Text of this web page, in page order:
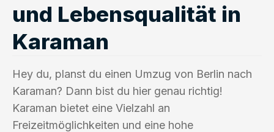
und Lebensqualität in
Karaman
Hey du, planst du einen Umzug von Berlin nach
Karaman? Dann bist du hier genau richtig!
Karaman bietet eine Vielzahl an
Freizeitmöglichkeiten und eine hohe